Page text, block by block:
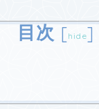
目次 [hide]